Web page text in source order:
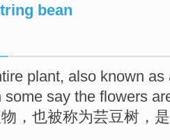
bean
plant, also known as
some say the flowers
， 也被称为芸豆树 ， 是